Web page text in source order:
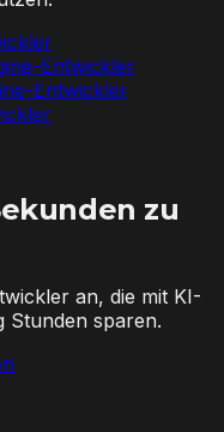
Entwickler
Entwickler
zu
an, die mit KI-
Stunden sparen.